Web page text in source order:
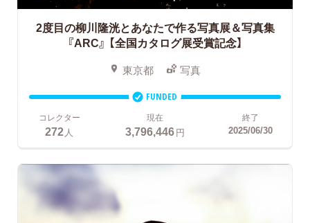
2度目の柳川隆洸とあなたで作る写真展＆写真集
『ARC』 【全国カタログ展受賞記念】
東京都 写真
FUNDED
コレクター
272 人
現在
3,796,446円
終了
2025/06/30